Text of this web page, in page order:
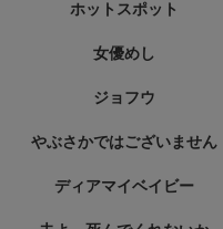
ホットスポット
女優めし
ジョフウ
やぶさかではございません
ディアマイベイビー